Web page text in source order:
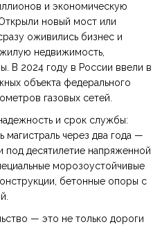
и экономическую
новый мост или
оживились бизнес и
недвижимость,
В 2024 году в России ввели в
объекта федерального
газовых сетей.
и срок службы:
магистраль через два года —
под десятилетие напряженной
морозоустойчивые
бетонные опоры с
— это не только дороги